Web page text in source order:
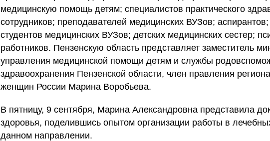
медицинскую помощь детям; специалистов практического
сотрудников; преподавателей медицинских ВУЗов;
студентов медицинских ВУЗов; детских медицинских сестер;
работников. Пензенскую область представляет заместитель
управления медицинской помощи детям и службы
здравоохранения Пензенской области, член правления
женщин России Марина Воробьева.
В пятницу, 9 сентября, Марина Александровна представила
здоровья, поделившись опытом организации работы в
данном направлении.